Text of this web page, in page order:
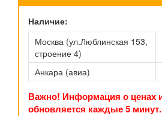
Наличие:
Москва (ул.Люблинская 153,
строение 4)
Анкара (авиа)
Важно! Информация о ценах
обновляется каждые 5 минут.